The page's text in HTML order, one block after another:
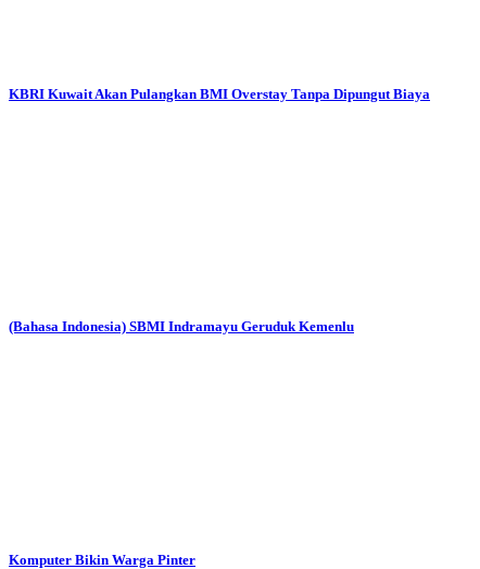
KBRI Kuwait Akan Pulangkan BMI Overstay Tanpa Dipungut Biaya
(Bahasa Indonesia) SBMI Indramayu Geruduk Kemenlu
Komputer Bikin Warga Pinter